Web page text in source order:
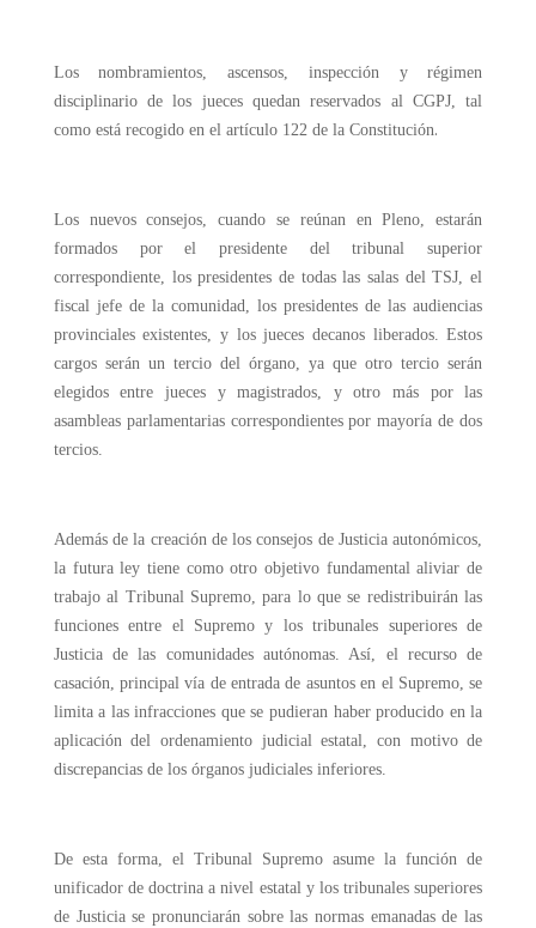
Los nombramientos, ascensos, inspección y régimen
disciplinario de los jueces quedan reservados al CGPJ, tal
como está recogido en el artículo 122 de la Constitución.
Los nuevos consejos, cuando se reúnan en Pleno, estarán
formados por el presidente del tribunal superior
correspondiente, los presidentes de todas las salas del TSJ, el
fiscal jefe de la comunidad, los presidentes de las audiencias
provinciales existentes, y los jueces decanos liberados. Estos
cargos serán un tercio del órgano, ya que otro tercio serán
elegidos entre jueces y magistrados, y otro más por las
asambleas parlamentarias correspondientes por mayoría de dos
tercios.
Además de la creación de los consejos de Justicia autonómicos,
la futura ley tiene como otro objetivo fundamental aliviar de
trabajo al Tribunal Supremo, para lo que se redistribuirán las
funciones entre el Supremo y los tribunales superiores de
Justicia de las comunidades autónomas. Así, el recurso de
casación, principal vía de entrada de asuntos en el Supremo, se
limita a las infracciones que se pudieran haber producido en la
aplicación del ordenamiento judicial estatal, con motivo de
discrepancias de los órganos judiciales inferiores.
De esta forma, el Tribunal Supremo asume la función de
unificador de doctrina a nivel estatal y los tribunales superiores
de Justicia se pronunciarán sobre las normas emanadas de las